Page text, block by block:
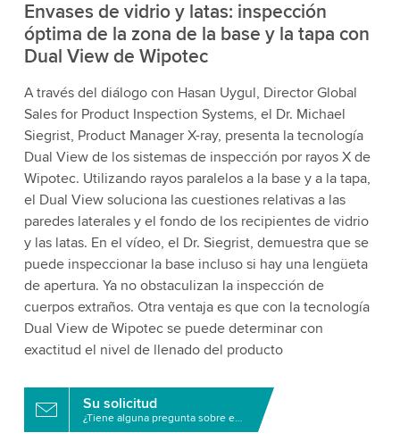
Envases de vidrio y latas: inspección
óptima de la zona de la base y la tapa con
Dual View de Wipotec
A través del diálogo con Hasan Uygul, Director Global
Sales for Product Inspection Systems, el Dr. Michael
Siegrist, Product Manager X-ray, presenta la tecnología
Dual View de los sistemas de inspección por rayos X de
Wipotec. Utilizando rayos paralelos a la base y a la tapa,
el Dual View soluciona las cuestiones relativas a las
paredes laterales y el fondo de los recipientes de vidrio
y las latas. En el vídeo, el Dr. Siegrist, demuestra que se
puede inspeccionar la base incluso si hay una lengüeta
de apertura. Ya no obstaculizan la inspección de
cuerpos extraños. Otra ventaja es que con la tecnología
Dual View de Wipotec se puede determinar con
exactitud el nivel de llenado del producto
Su solicitud
¿Tiene alguna pregunta sobre este producto?